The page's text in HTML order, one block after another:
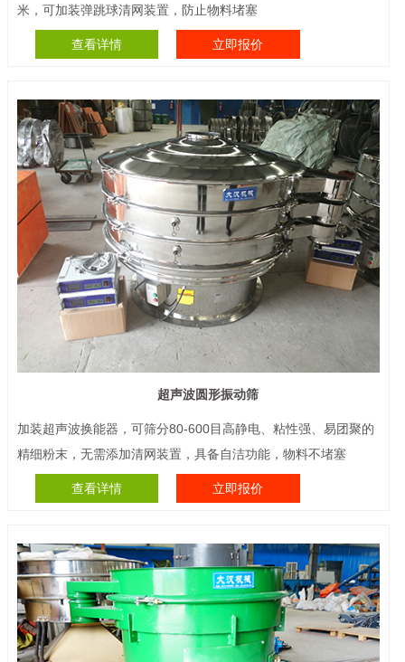
米，可加装弹跳球清网装置，防止物料堵塞
查看详情 立即报价
超声波圆形振动筛
加装超声波换能器，可筛分80-600目高静电、粘性强、易团聚的
精细粉末，无需添加清网装置，具备自洁功能，物料不堵塞
查看详情 立即报价